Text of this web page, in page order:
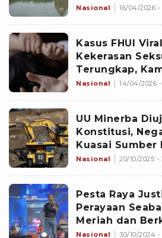
Nasional 16/04/2026 -
Kasus FHUI
Kekerasan
Terungkap,
Penanganan
Nasional 14/04/2026 -
UU Minerba
Konstitusi,
Kuasai Sumber
Nasional 20/10/2025 -
Pesta Raya
Perayaan
Meriah dan
Nasional 30/10/2024 -